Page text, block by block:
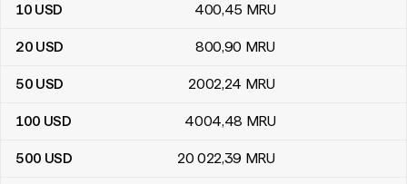
10 USD 400,45 MRU
20 USD 800,90 MRU
50 USD 2002,24 MRU
100 USD 4004,48 MRU
500 USD 20 022,39 MRU